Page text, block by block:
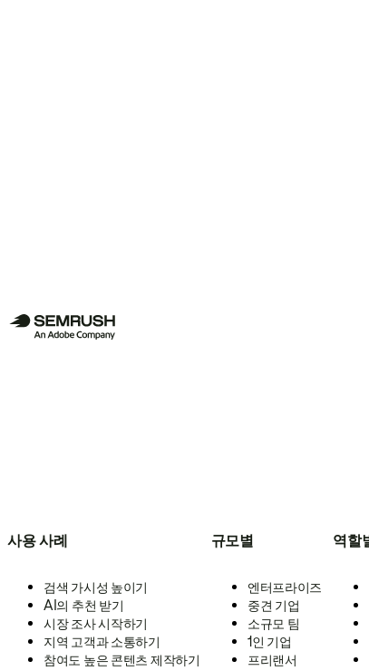
사용 사례
검색 가시성 높이기
AI의 추천 받기
시장 조사 시작하기
지역 고객과 소통하기
참여도 높은 콘텐츠 제작하기
규모별
엔터프라이즈
중견 기업
소규모 팀
1인 기업
프리랜서
역할